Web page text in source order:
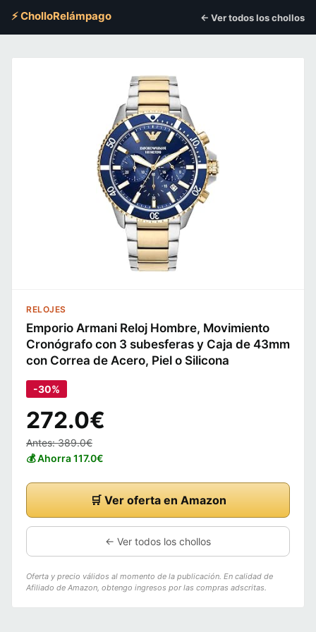
⚡ CholloRelámpago ← Ver todos los chollos
RELOJES
Emporio Armani Reloj Hombre, Movimiento
Cronógrafo con 3 subesferas y Caja de 43mm
con Correa de Acero, Piel o Silicona
-30%
272.0€
Antes: 389.0€
💰 Ahorra 117.0€
🛒 Ver oferta en Amazon
← Ver todos los chollos
Oferta y precio válidos al momento de la publicación. En calidad de
Afiliado de Amazon, obtengo ingresos por las compras adscritas.